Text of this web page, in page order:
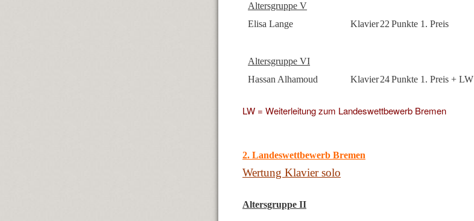
Altersgruppe V
Elisa Lange
Klavier22 Punkte 1. Preis
Altersgruppe VI
Hassan Alhamoud
Klavier24Punkte 1. Preis + LW
LW = Weiterleitung zum Landeswettbewerb Bremen
2. Landeswettbewerb Bremen
Wertung Klavier solo
Altersgruppe II